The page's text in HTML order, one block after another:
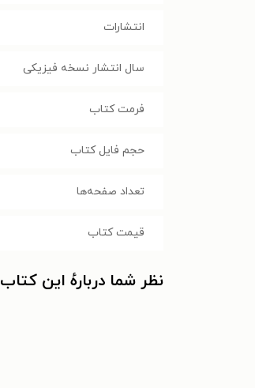
انتشارات
سال انتشار نسخه فیزیکی
فرمت کتاب
حجم فایل کتاب
تعداد صفحه‌ها
قیمت کتاب
نظر شما دربارهٔ این کتاب